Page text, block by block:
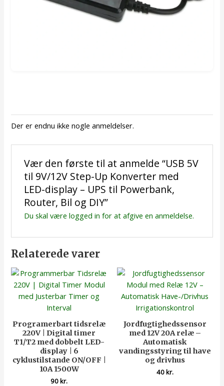
Der er endnu ikke nogle anmeldelser.
Vær den første til at anmelde “USB 5V
til 9V/12V Step-Up Konverter med
LED-display – UPS til Powerbank,
Router, Bil og DIY”
Du skal være logged in for at afgive en anmeldelse.
Relaterede varer
Programerbart tidsrelæ
220V | Digital timer
T1/T2 med dobbelt LED-
display | 6
cyklustilstande ON/OFF |
10A 1500W
90kr.
Jordfugtighedssensor
med 12V 20A relæ –
Automatisk
vandingsstyring til have
og drivhus
40kr.